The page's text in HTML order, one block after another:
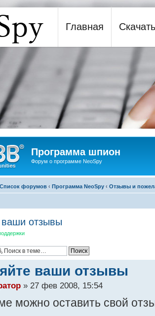
шпион NeoSpy
Главная Скачать
Программа шпион
Форум о программе NeoSpy
Список форумов ‹ Программа NeoSpy ‹ Отзывы и
отзывы
ваши отзывы
» 27 фев 2008, 15:54
можно оставить свой